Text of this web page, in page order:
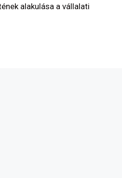
alakulása a vállalati